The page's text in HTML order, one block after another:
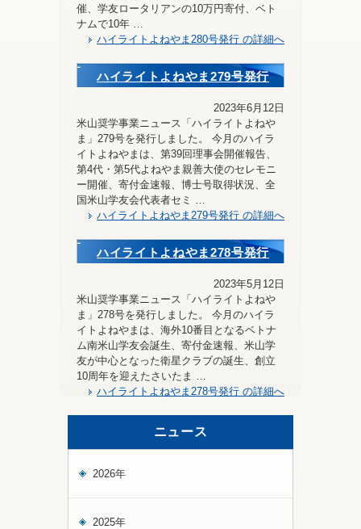
催、学友ロータリアンの10万円寄付、ベト
ナムで10年 …
ハイライトよねやま280号発行 の詳細へ
ハイライトよねやま279号発行
2023年6月12日
米山奨学事業ニュース「ハイライトよねや
ま」279号を発行しました。 今月のハイラ
イトよねやまは、第39回理事会開催報告、
第4代・第5代よねやま親善大使のセレモニ
ー開催、寄付金速報、博士号取得状況、全
国米山学友会代表者セミ …
ハイライトよねやま279号発行 の詳細へ
ハイライトよねやま278号発行
2023年5月12日
米山奨学事業ニュース「ハイライトよねや
ま」278号を発行しました。 今月のハイラ
イトよねやまは、海外10番目となるベトナ
ム南米山学友会誕生、寄付金速報、米山学
友が中心となった衛星クラブの誕生、創立
10周年を迎えたさいたま …
ハイライトよねやま278号発行 の詳細へ
ニュース
2026年
2025年